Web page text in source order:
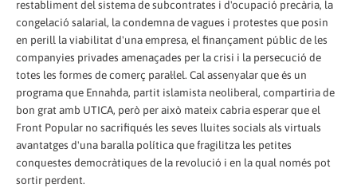
restabliment del sistema de subcontrates i d'ocupació precària, la
congelació salarial, la condemna de vagues i protestes que posin
en perill la viabilitat d'una empresa, el finançament públic de les
companyies privades amenaçades per la crisi i la persecució de
totes les formes de comerç paral·lel. Cal assenyalar que és un
programa que Ennahda, partit islamista neoliberal, compartiria de
bon grat amb UTICA, però per això mateix cabria esperar que el
Front Popular no sacrifiqués les seves lluites socials als virtuals
avantatges d'una baralla política que fragilitza les petites
conquestes democràtiques de la revolució i en la qual només pot
sortir perdent.